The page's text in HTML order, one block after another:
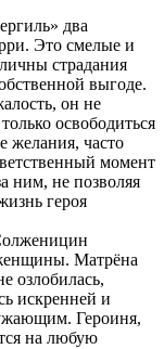
два
Это смелые и
страдания
выгоде.
он не
освободиться
желания, часто
момент
ним, не позволяя
героя
Матрёна
озлобилась,
искренней и
Героиня,
на любую